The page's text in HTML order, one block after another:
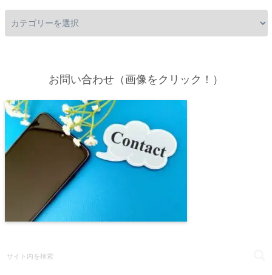
お問い合わせ（画像をクリック！）